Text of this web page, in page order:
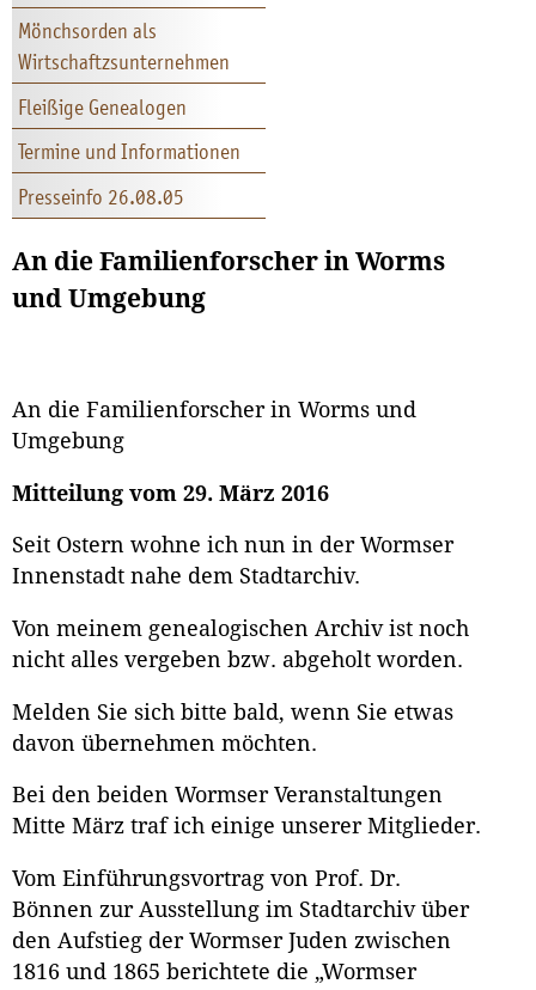
Mönchsorden als
Wirtschaftzsunternehmen
Fleißige Genealogen
Termine und Informationen
Presseinfo 26.08.05
An die Familienforscher in Worms
und Umgebung
An die Familienforscher in Worms und
Umgebung
Mitteilung vom 29. März 2016
Seit Ostern wohne ich nun in der Wormser
Innenstadt nahe dem Stadtarchiv.
Von meinem genealogischen Archiv ist noch
nicht alles vergeben bzw. abgeholt worden.
Melden Sie sich bitte bald, wenn Sie etwas
davon übernehmen möchten.
Bei den beiden Wormser Veranstaltungen
Mitte März traf ich einige unserer Mitglieder.
Vom Einführungsvortrag von Prof. Dr.
Bönnen zur Ausstellung im Stadtarchiv über
den Aufstieg der Wormser Juden zwischen
1816 und 1865 berichtete die „Wormser